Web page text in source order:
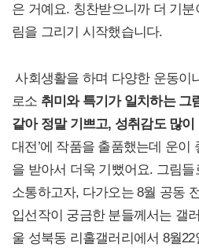
은 거예요. 칭찬받으니까 더 기
림을 그리기 시작했습니다.
사회생활을 하며 다양한 운동이
로소 취미와 특기가 일치하는 그
같아 정말 기쁘고, 성취감도 많이
대전’에 작품을 출품했는데 운이
을 받아서 더욱 기뻤어요. 그림
소통하고자, 다가오는 8월 공동
입선작이 궁금한 분들께서는 갤
울 성북동 리홀갤러리에서 8월